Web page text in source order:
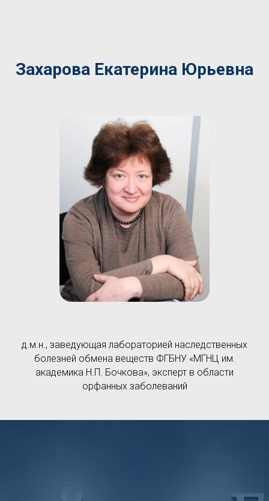
Захарова Екатерина Юрьевна
д.м.н., заведующая лабораторией наследственных
болезней обмена веществ ФГБНУ «МГНЦ им.
академика Н.П. Бочкова», эксперт в области
орфанных заболеваний